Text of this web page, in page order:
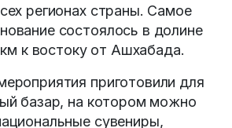
регионах страны. Самое
состоялось в долине
к востоку от Ашхабада.
приготовили для
базар, на котором можно
сувениры,